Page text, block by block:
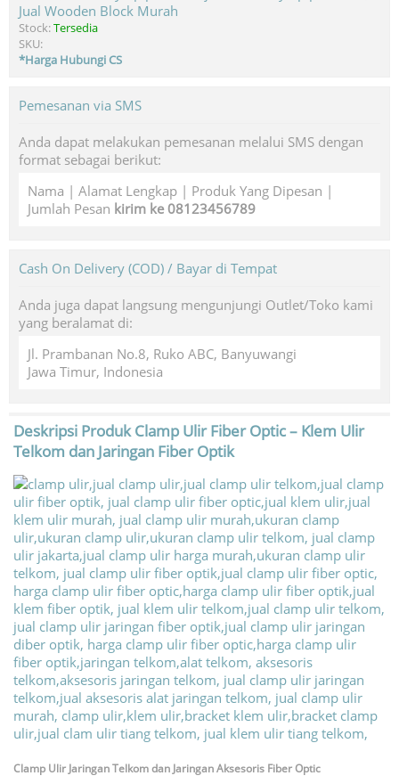
Jual Wooden Block Murah
Stock:Tersedia
SKU:
*Harga Hubungi CS
Pemesanan via SMS
Anda dapat melakukan pemesanan melalui SMS dengan
format sebagai berikut:
Nama | Alamat Lengkap | Produk Yang Dipesan |
Jumlah Pesan kirim ke 08123456789
Cash On Delivery (COD) / Bayar di Tempat
Anda juga dapat langsung mengunjungi Outlet/Toko kami
yang beralamat di:
Jl. Prambanan No.8, Ruko ABC, Banyuwangi
Jawa Timur, Indonesia
Deskripsi ProdukClamp Ulir Fiber Optic – Klem Ulir
Telkom dan Jaringan Fiber Optik
Clamp Ulir Jaringan Telkom dan Jaringan Aksesoris Fiber Optic